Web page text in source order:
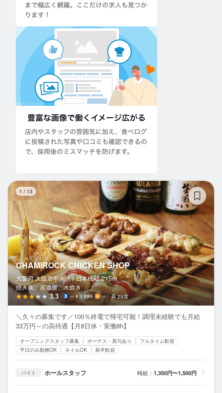
1 / 13
CHAMIROCK CHICKEN SHOP
大阪府 大阪市中央区 / 日本橋駅 215m
焼き鳥、居酒屋、水炊き
3.3 ～￥3,999 － 29席
＼久々の募集です／100％終電で帰宅可能！調理未経験でも月給
33万円～の高待遇【月8日休・実働8h】
オープニングスタッフ募集 ボーナス・賞与あり
フルタイム歓迎
平日のみ勤務OK
ネイルOK 新卒歓迎
バイト ホールスタッフ 時給： 1,350円〜1,500円